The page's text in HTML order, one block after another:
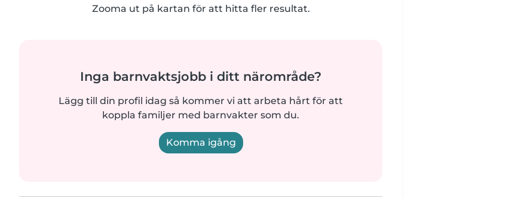
Zooma ut på kartan för att hitta fler resultat.
Inga barnvaktsjobb i ditt närområde?
Lägg till din profil idag så kommer vi att arbeta hårt för att
koppla familjer med barnvakter som du.
Komma igång